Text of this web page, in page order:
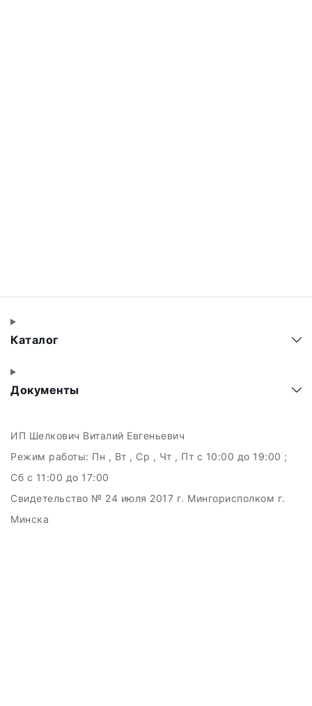
Каталог
Документы
ИП Шелкович Виталий Евгеньевич
Режим работы: Пн , Вт , Ср , Чт , Пт c 10:00 до 19:00 ;
Сб c 11:00 до 17:00
Свидетельство № 24 июля 2017 г. Мингорисполком г.
Минска